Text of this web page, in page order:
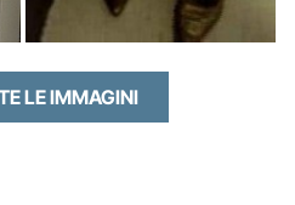
LE IMMAGINI